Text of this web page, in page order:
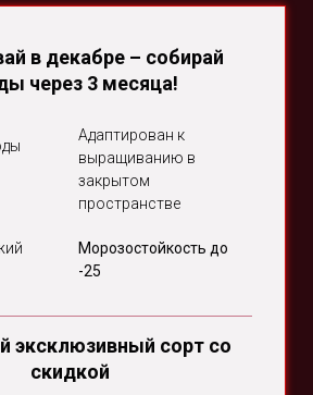
в декабре – собирай
через 3 месяца!
Адаптирован к
выращиванию в
закрытом
пространстве
Морозостойкость до
-25
эксклюзивный сорт со
скидкой